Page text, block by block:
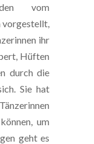
vom
vorgestellt,
ihr
Hüften
durch die
Sie hat
um
geht es